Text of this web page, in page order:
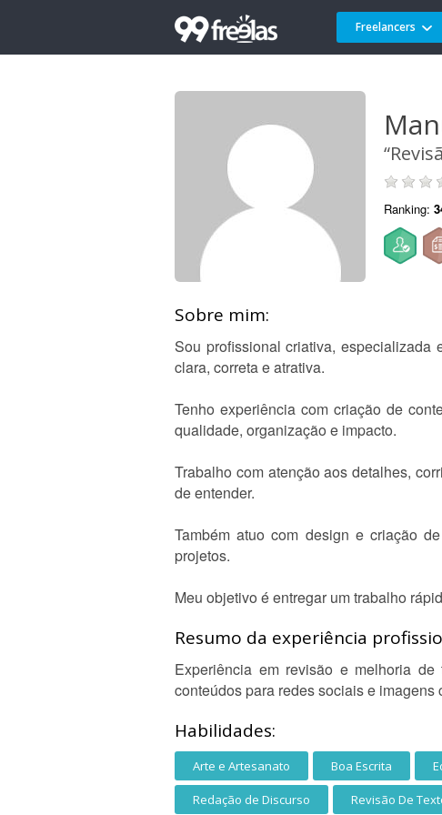
Freelancers
Ranking:
Sobre mim:
Sou profissional criativa, especializada
clara, correta e atrativa.
Tenho experiência com criação de
qualidade, organização e impacto.
Trabalho com atenção aos detalhes,
de entender.
Também atuo com design e criação
projetos.
Meu objetivo é entregar um trabalho
Resumo da experiência
Experiência em revisão e melhoria
conteúdos para redes sociais e
Habilidades:
Arte e Artesanato Boa Escrita
Redação de Discurso Revisão De